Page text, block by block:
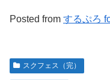
Posted from するぷろ
スクフェス（完）